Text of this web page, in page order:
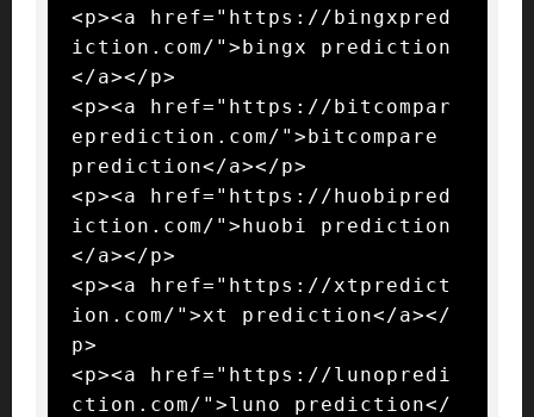
<p><a href="https://bingxpred
iction.com/">bingx prediction
</a></p>
<p><a href="https://bitcompar
eprediction.com/">bitcompare
prediction</a></p>
<p><a href="https://huobipred
iction.com/">huobi prediction
</a></p>
<p><a href="https://xtpredict
ion.com/">xt prediction</a></
p>
<p><a href="https://lunopredi
ction.com/">luno prediction</